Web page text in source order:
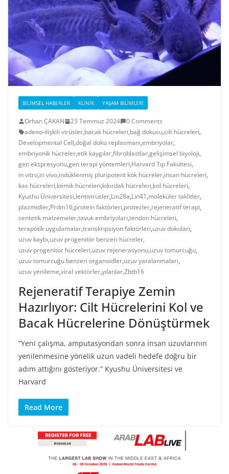
BILIMSEL HABERLER KLINIK YAŞAM BILIMLERI
Orhan ÇAKAN 23 Temmuz 2024
0 Comments
adeno-ilişkili virüsler,bacak hücreleri,bağ dokusu,cilt hücreleri,
Developmental Cell,doğal doku replasmanı,embriyolar,
embriyonik hücreler,etik kaygılar,fibroblastlar,gelişimsel biyoloji,
gen ekspresyonu,gen terapi yöntemleri,Harvard Tıp Fakültesi,
in vitro,in vivo,indüklenmiş pluripotent kök hücreler,insan hücreleri,
kas hücreleri,kemik hücreleri,kıkırdak hücreleri,kol hücreleri,
Kyushu Üniversitesi,lentivirüsler,Lin28a,Lin41,moleküler taklitler,
plazmidler,Prdm16,protein faktörleri,protezler,rejeneratif terapi,
sentetik malzemeler,tavuk embriyoları,tendon hücreleri,
terapötik uygulamalar,transkripsiyon faktörleri,uzuv dokuları,
uzuv kaybı,uzuv progenitör benzeri hücreler,
uzuv progenitör hücreleri,uzuv rejenerasyonu,uzuv tomurcuğu,
uzuv tomurcuğu benzeri organoidler,uzuv yaralanmaları,
uzuv yenileme,viral vektörler,yılanlar,Zbtb16
Rejeneratif Terapiye Zemin
Hazırlıyor: Cilt Hücrelerini Kol ve
Bacak Hücrelerine Dönüştürmek
“Yeni çalışma, amputasyondan sonra insan uzuvlarının
yenilenmesine yönelik uzun vadeli hedefe doğru bir
adım attığını gösteriyor.” Kyushu Üniversitesi ve
Harvard
Read More